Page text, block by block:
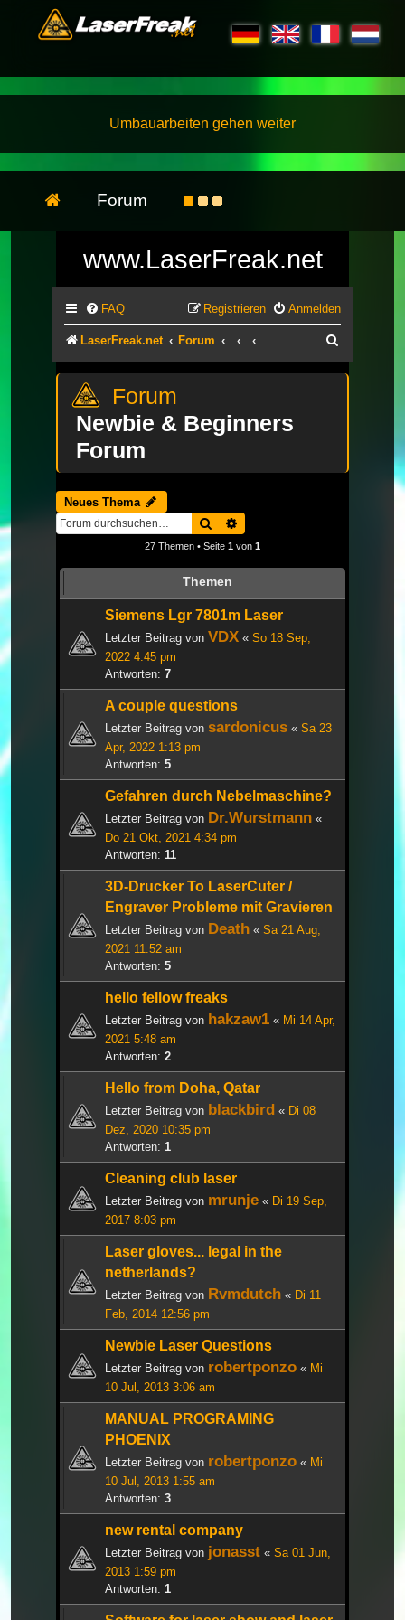
Umbauarbeiten gehen weiter
Forum
www.LaserFreak.net
FAQ Anmelden
Registrieren
LaserFreak.net Forum
Newbie & Beginners
Forum
Neues Thema
Suche
27 Themen • Seite 1 von 1
Themen
Siemens Lgr 7801m Laser
Letzter Beitrag von VDX « So 18 Sep,
2022 4:45 pm
Antworten: 7
A couple questions
Letzter Beitrag von sardonicus « Sa 23
Apr, 2022 1:13 pm
Antworten: 5
Gefahren durch Nebelmaschine?
Letzter Beitrag von Dr.Wurstmann «
Do 21 Okt, 2021 4:34 pm
Antworten: 11
3D-Drucker To LaserCuter /
Engraver Probleme mit Gravieren
Letzter Beitrag von Death « Sa 21 Aug,
2021 11:52 am
Antworten: 5
hello fellow freaks
Letzter Beitrag von hakzaw1 « Mi 14 Apr,
2021 5:48 am
Antworten: 2
Hello from Doha, Qatar
Letzter Beitrag von blackbird « Di 08
Dez, 2020 10:35 pm
Antworten: 1
Cleaning club laser
Letzter Beitrag von mrunje « Di 19 Sep,
2017 8:03 pm
Laser gloves... legal in the
netherlands?
Letzter Beitrag von Rvmdutch « Di 11
Feb, 2014 12:56 pm
Newbie Laser Questions
Letzter Beitrag von robertponzo « Mi
10 Jul, 2013 3:06 am
MANUAL PROGRAMING
PHOENIX
Letzter Beitrag von robertponzo « Mi
10 Jul, 2013 1:55 am
Antworten: 3
new rental company
Letzter Beitrag von jonasst « Sa 01 Jun,
2013 1:59 pm
Antworten: 1